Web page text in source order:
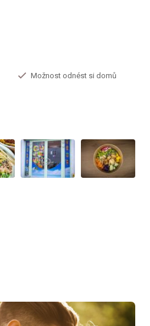
Možnost odnést si domů